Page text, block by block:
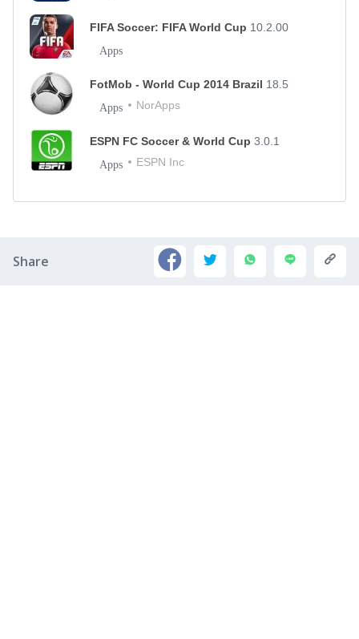
FIFA Soccer: FIFA World Cup 10.2.00
Apps
FotMob - World Cup 2014 Brazil 18.5
Apps NorApps
ESPN FC Soccer & World Cup 3.0.1
Apps ESPN Inc
Share